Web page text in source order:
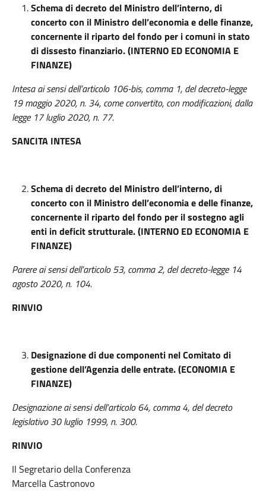
Schema di decreto del Ministro dell’interno, di
concerto con il Ministro dell’economia e delle finanze,
concernente il riparto del fondo per i comuni in stato
di dissesto finanziario. (INTERNO ED ECONOMIA E
FINANZE)
Intesa ai sensi dell’articolo 106-bis, comma 1, del decreto-legge
19 maggio 2020, n. 34, come convertito, con modificazioni, dalla
legge 17 luglio 2020, n. 77.
SANCITA INTESA
Schema di decreto del Ministro dell’interno, di
concerto con il Ministro dell’economia e delle finanze,
concernente il riparto del fondo per il sostegno agli
enti in deficit strutturale. (INTERNO ED ECONOMIA E
FINANZE)
Parere ai sensi dell’articolo 53, comma 2, del decreto-legge 14
agosto 2020, n. 104.
RINVIO
Designazione di due componenti nel Comitato di
gestione dell’Agenzia delle entrate. (ECONOMIA E
FINANZE)
Designazione ai sensi dell’articolo 64, comma 4, del decreto
legislativo 30 luglio 1999, n. 300.
RINVIO
Il Segretario della Conferenza
Marcella Castronovo